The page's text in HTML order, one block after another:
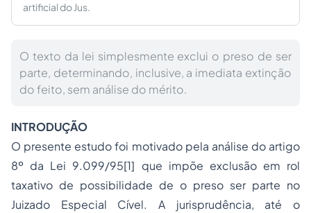
artificial do Jus.
O texto da lei simplesmente exclui o preso de ser
parte, determinando, inclusive, a imediata extinção
do feito, sem análise do mérito.
INTRODUÇÃO
O presente estudo foi motivado pela análise do artigo
8º da Lei 9.099/95[1] que impõe exclusão em rol
taxativo de possibilidade de o preso ser parte no
Juizado Especial Cível. A jurisprudência, até o